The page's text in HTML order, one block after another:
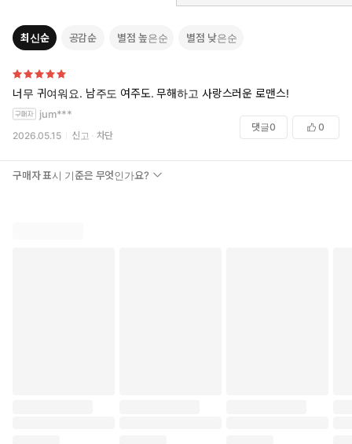
최신순 공감순 별점 높은순 별점 낮은순
너무 귀여워요. 남주도 여주도. 무해하고 사랑스러운 로맨스!
jum***
2026.05.15 신고 차단
댓글0 0
구매자 표시 기준은 무엇인가요?